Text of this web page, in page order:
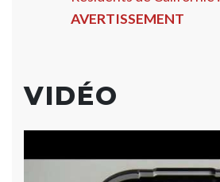
AVERTISSEMENT
VIDÉO